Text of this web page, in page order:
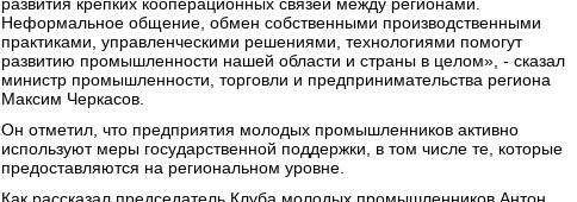
Неформальное общение, обмен собственными производственными
практиками, управленческими решениями, технологиями помогут
развитию промышленности нашей области и страны в целом», - сказал
министр промышленности, торговли и предпринимательства региона
Максим Черкасов.
Он отметил, что предприятия молодых промышленников активно
используют меры государственной поддержки, в том числе те, которые
предоставляются на региональном уровне.